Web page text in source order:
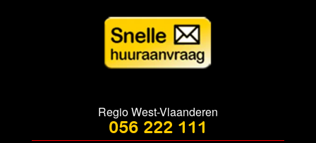
Regio West-Vlaanderen
056 222 111